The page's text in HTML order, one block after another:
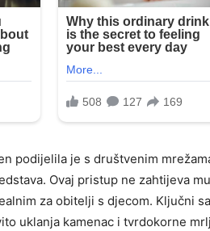
podijelila je s društvenim
Ovaj pristup ne zahtijeva
za obitelji s djecom. Ključni
uklanja kamenac i tvrdokorne